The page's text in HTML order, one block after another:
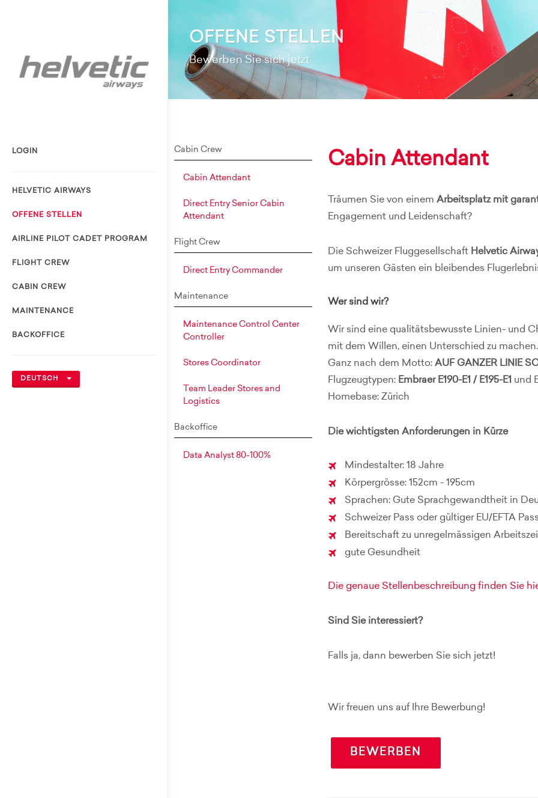
LOGIN
HELVETIC AIRWAYS
OFFENE STELLEN
AIRLINE PILOT CADET PROGRAM
FLIGHT CREW
CABIN CREW
MAINTENANCE
BACKOFFICE
DEUTSCH
OFFENE STELLEN
Bewerben Sie sich jetzt
Cabin Crew
Cabin Attendant
Direct Entry Senior Cabin
Attendant
Flight Crew
Direct Entry Commander
Maintenance
Maintenance Control Center
Controller
Stores Coordinator
Team Leader Stores and
Logistics
Backoffice
Data Analyst 80-100%
Cabin Attendant
Träumen Sie von einem Arbeitsplatz mit
Engagement und Leidenschaft?
Die Schweizer Fluggesellschaft Helvetic
um unseren Gästen ein bleibendes
Wer sind wir?
Wir sind eine qualitätsbewusste Linien- und
mit dem Willen, einen Unterschied zu machen.
Ganz nach dem Motto: AUF GANZER LINIE
Flugzeugtypen: Embraer E190-E1 / E195-E1 und
Homebase: Zürich
Die wichtigsten Anforderungen in Kürze
Mindestalter: 18 Jahre
Körpergrösse: 152cm - 195cm
Sprachen: Gute Sprachgewandtheit in
Schweizer Pass oder gültiger EU/EFTA
Bereitschaft zu unregelmässigen
gute Gesundheit
Die genaue Stellenbeschreibung finden Sie
Sind Sie interessiert?
Falls ja, dann bewerben Sie sich jetzt!
Wir freuen uns auf Ihre Bewerbung!
BEWERBEN